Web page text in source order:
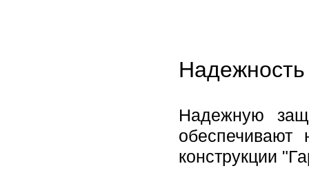
Надежную
обеспечивают
конструкции